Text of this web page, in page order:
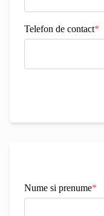
Telefon de contact*
Nume si prenume*